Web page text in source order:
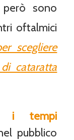
sono
oftalmici
scegliere
cataratta
i tempi
pubblico